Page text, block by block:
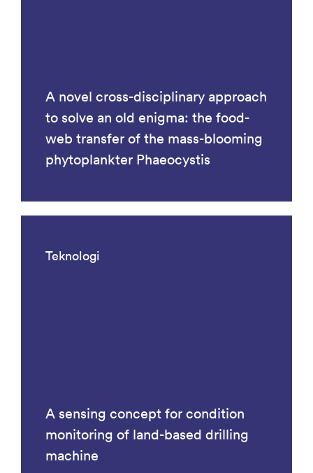
A novel cross-disciplinary approach
to solve an old enigma: the food-
web transfer of the mass-blooming
phytoplankter Phaeocystis
Teknologi
A sensing concept for condition
monitoring of land-based drilling
machine